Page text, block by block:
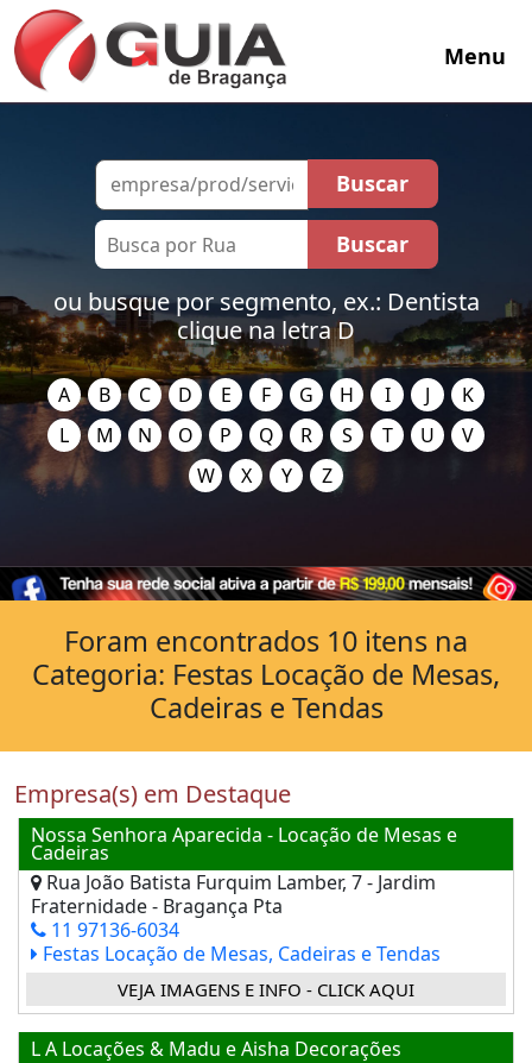
Menu
ou busque por segmento, ex.: Dentista
clique na letra D
A B C D E F G H I J
K
L
M N O P Q R S T U
V
W
X Y Z
Empresa(s) em Destaque
Nossa Senhora Aparecida - Locação de Mesas e
Cadeiras
Rua João Batista Furquim Lamber, 7 - Jardim
Fraternidade - Bragança Pta
11 97136-6034
Festas Locação de Mesas, Cadeiras e Tendas
VEJA IMAGENS E INFO - CLICK AQUI
L A Locações & Madu e Aisha Decorações
Foram encontrados 10 itens na
Categoria: Festas Locação de Mesas,
Cadeiras e Tendas